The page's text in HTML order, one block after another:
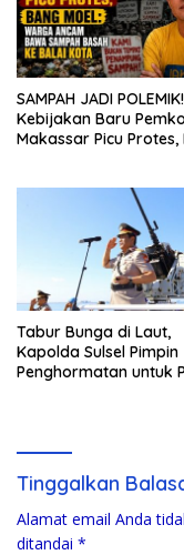
SAMPAH JADI POLEMIK!
Kebijakan Baru
Makassar Picu Protes,
Tabur Bunga di Laut,
Kapolda Sulsel Pimpin
Penghormatan untuk
Tinggalkan
Alamat email Anda
ditandai *